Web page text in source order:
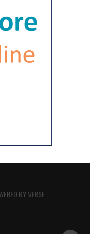
BYVERSE